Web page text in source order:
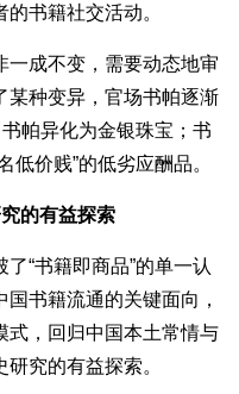
书籍社交活动。
成不变，需要动态地审
某种变异，官场书帕逐渐
帕异化为金银珠宝；书
低价贱”的低劣应酬品。
的有益探索
“书籍即商品”的单一认
书籍流通的关键面向，
式，回归中国本土常情与
究的有益探索。